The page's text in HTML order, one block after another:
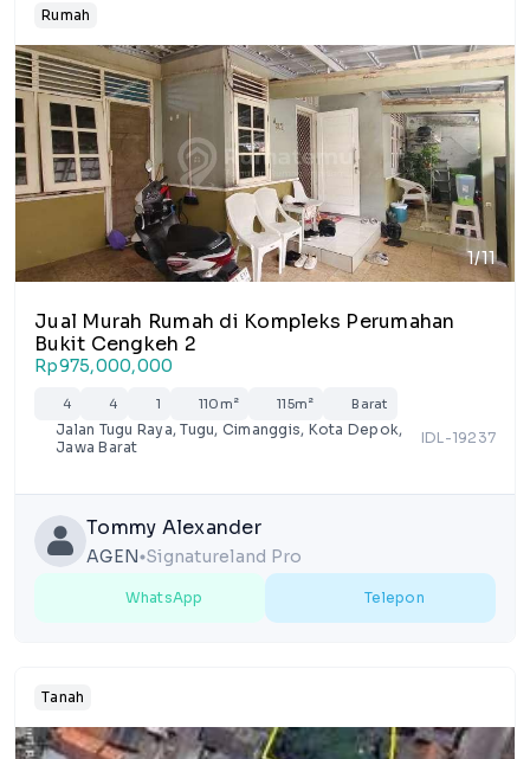
Rumah
1/11
Jual Murah Rumah di Kompleks Perumahan
Bukit Cengkeh 2
Rp975,000,000
4 4 1 110m² 115m² Barat
Jalan Tugu Raya, Tugu, Cimanggis, Kota Depok,
Jawa Barat
IDL-19237
Tommy Alexander
AGEN lens Signatureland Pro
WhatsApp Telepon
Tanah